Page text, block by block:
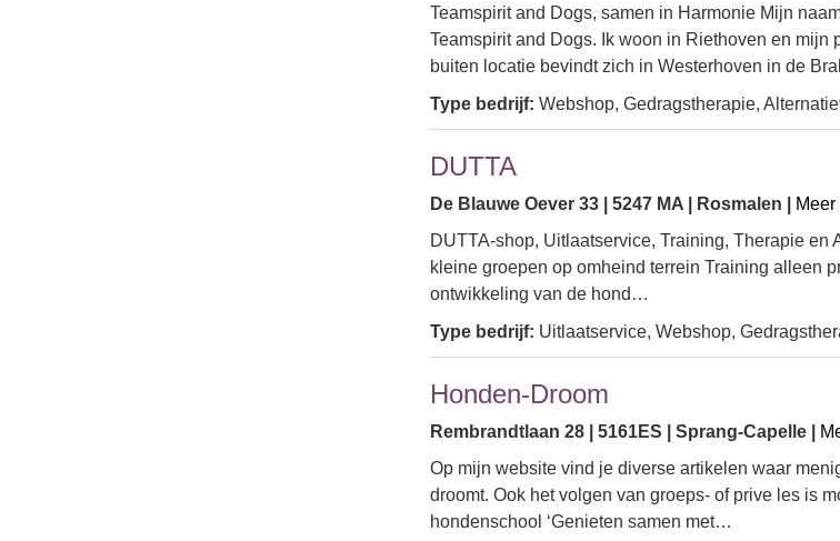
Teamspirit and Dogs, samen in Harmonie Mijn
Teamspirit and Dogs. Ik woon in Riethoven en
buiten locatie bevindt zich in Westerhoven in de
Type bedrijf: Webshop, Gedragstherapie,
DUTTA
De Blauwe Oever 33 | 5247 MA | Rosmalen |
DUTTA-shop, Uitlaatservice, Training, Therapie en
kleine groepen op omheind terrein Training alleen
ontwikkeling van de hond…
Type bedrijf: Uitlaatservice, Webshop,
Honden-Droom
Rembrandtlaan 28 | 5161ES | Sprang-Capelle |
Op mijn website vind je diverse artikelen waar
droomt. Ook het volgen van groeps- of prive les is
hondenschool ‘Genieten samen met…